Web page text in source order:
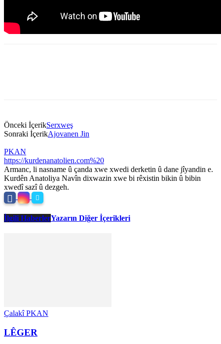
Önceki İçerikSerxweş
Sonraki İçerikAjovanen Jin
PKAN
https://kurdenanatolien.com%20
Armanc, li nasname û çanda xwe xwedi derketin û dane jîyandin e.
Kurdên Anatoliya Navîn dixwazin xwe bi rêxistin bikin û bibin
xwedî sazî û dezgeh.
İlgili HaberlerYazarın Diğer İçerikleri
Çalakî PKAN
LÊGER